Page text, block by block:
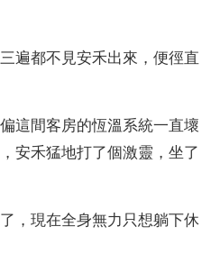
遍都不見安禾出來，便徑直
這間客房的恆溫系統一直壞
安禾猛地打了個激靈，坐了
，現在全身無力只想躺下休